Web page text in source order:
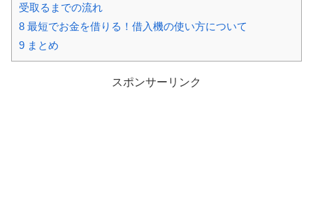
受取るまでの流れ
8 最短でお金を借りる！借入機の使い方について
9 まとめ
スポンサーリンク